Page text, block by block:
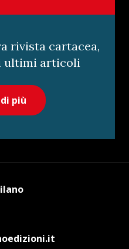
rivista cartacea,
ultimi articoli
più